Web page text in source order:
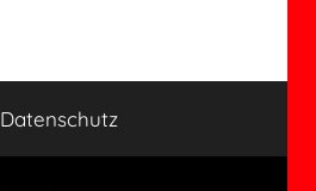
Datenschutz